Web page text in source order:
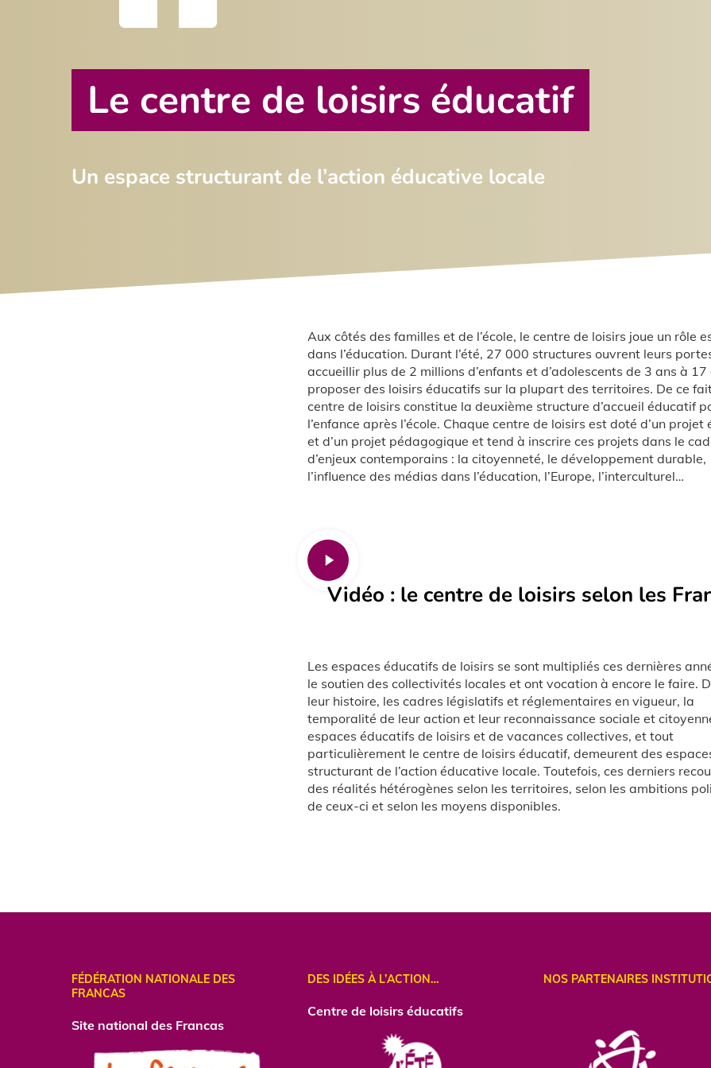
Le centre de loisirs éducatif
Un espace structurant de l’action éducative locale
Aux côtés des familles et de l’école, le centre de loisirs joue un rôle
dans l’éducation. Durant l’été, 27 000 structures ouvrent leurs
accueillir plus de 2 millions d’enfants et d’adolescents de 3 ans à 17
proposer des loisirs éducatifs sur la plupart des territoires. De ce
centre de loisirs constitue la deuxième structure d’accueil éducatif
l’enfance après l’école. Chaque centre de loisirs est doté d’un projet
et d’un projet pédagogique et tend à inscrire ces projets dans le
d’enjeux contemporains : la citoyenneté, le développement durable,
l’influence des médias dans l’éducation, l’Europe, l’interculturel…
Play
Video
Vidéo : le centre de loisirs selon les
Les espaces éducatifs de loisirs se sont multipliés ces dernières
le soutien des collectivités locales et ont vocation à encore le faire.
leur histoire, les cadres législatifs et réglementaires en vigueur, la
temporalité de leur action et leur reconnaissance sociale et
espaces éducatifs de loisirs et de vacances collectives, et tout
particulièrement le centre de loisirs éducatif, demeurent des
structurant de l’action éducative locale. Toutefois, ces derniers
des réalités hétérogènes selon les territoires, selon les ambitions
de ceux-ci et selon les moyens disponibles.
FÉDÉRATION NATIONALE DES
FRANCAS
Site national des Francas
DES IDÉES À L’ACTION…
Centre de loisirs éducatifs
NOS PARTENAIRES